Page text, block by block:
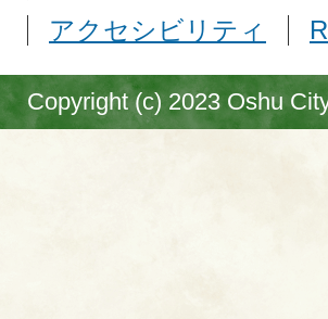
アクセシビリティ
Copyright (c) 2023 Oshu